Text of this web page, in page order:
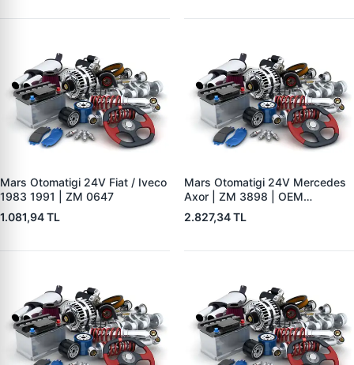
Mars Otomatigi 24V Fiat / Iveco
1983 1991 | ZM 0647
1.081,94 TL
Mars Otomatigi 24V Mercedes
Axor | ZM 3898 | OEM
0051516401 005151640180
006151150
2.827,34 TL